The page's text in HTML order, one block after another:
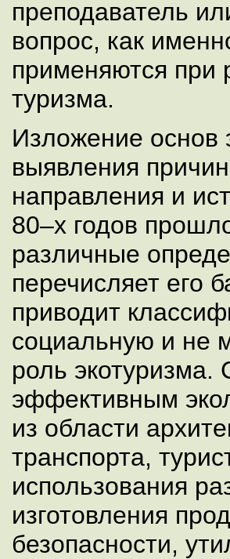
преподаватель
вопрос, как
применяются при
туризма.
Изложение основ
выявления
направления и
80–х годов
различные
перечисляет его
приводит
социальную и не
роль
эффективным
из области
транспорта,
использования
изготовления
безопасности,